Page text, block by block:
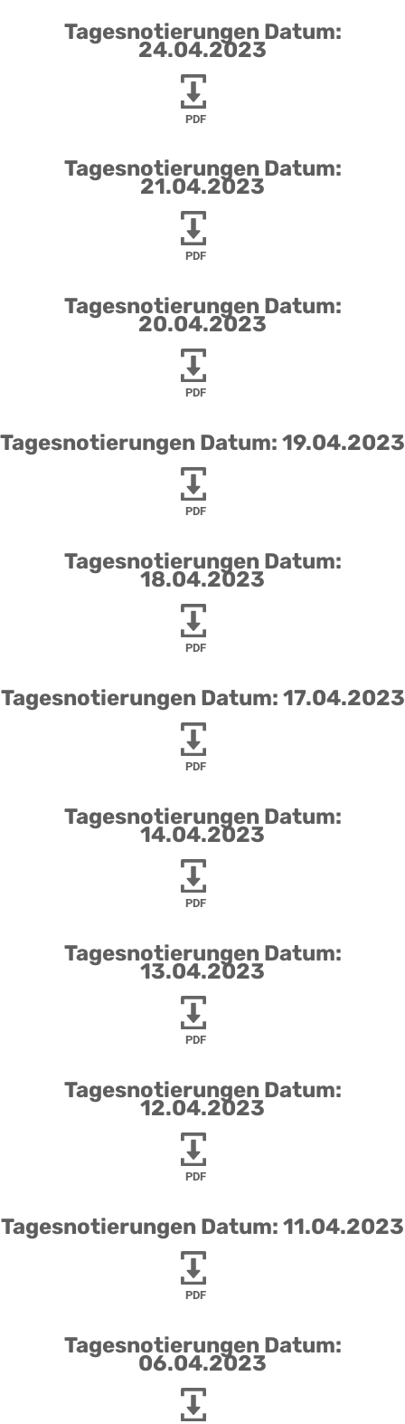
Tagesnotierungen Datum:
24.04.2023
PDF
Tagesnotierungen Datum:
21.04.2023
PDF
Tagesnotierungen Datum:
20.04.2023
PDF
Tagesnotierungen Datum: 19.04.2023
PDF
Tagesnotierungen Datum:
18.04.2023
PDF
Tagesnotierungen Datum: 17.04.2023
PDF
Tagesnotierungen Datum:
14.04.2023
PDF
Tagesnotierungen Datum:
13.04.2023
PDF
Tagesnotierungen Datum:
12.04.2023
PDF
Tagesnotierungen Datum: 11.04.2023
PDF
Tagesnotierungen Datum:
06.04.2023